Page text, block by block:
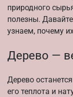
природного
полезны.
узнаем, почему
Дерево —
Дерево
его теплота и